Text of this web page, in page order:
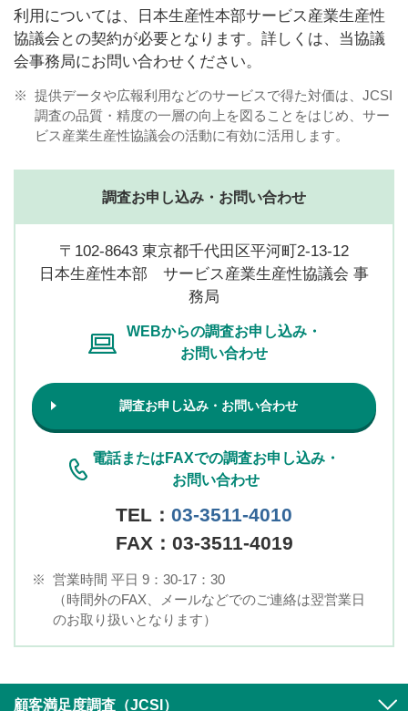
利用については、日本生産性本部サービス産業生産性
協議会との契約が必要となります。詳しくは、当協議
会事務局にお問い合わせください。
※ 提供データや広報利用などのサービスで得た対価は、JCSI
調査の品質・精度の一層の向上を図ることをはじめ、サー
ビス産業生産性協議会の活動に有効に活用します。
調査お申し込み・お問い合わせ
〒102-8643 東京都千代田区平河町2-13-12
日本生産性本部 サービス産業生産性協議会 事
務局
WEBからの調査お申し込み・
お問い合わせ
調査お申し込み・お問い合わせ
電話またはFAXでの調査お申し込み・
お問い合わせ
TEL： 03-3511-4010
FAX：03-3511-4019
※ 営業時間 平日 9：30-17：30
（時間外のFAX、メールなどでのご連絡は翌営業日
のお取り扱いとなります）
顧客満足度調査（JCSI）